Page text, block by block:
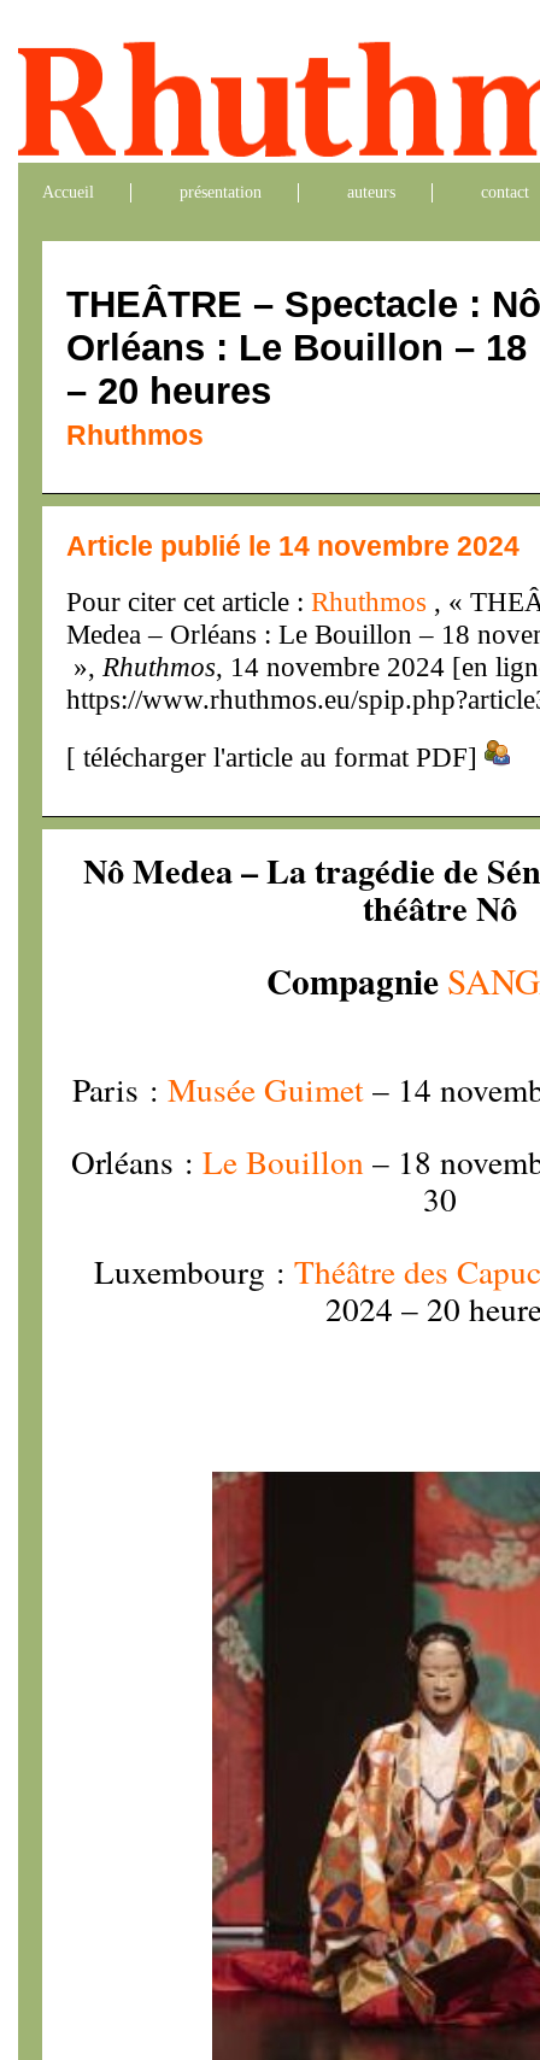
Accueil présentation auteurs contact
THEÂTRE – Spectacle :
Orléans : Le Bouillon – 18
– 20 heures
Rhuthmos
Article publié le 14 novembre 2024
Pour citer cet article : Rhuthmos , «
Medea – Orléans : Le Bouillon – 18
», Rhuthmos, 14 novembre 2024 [en
https://www.rhuthmos.eu/
[ télécharger l'article au format PDF]
Nô Medea – La tragédie de
théâtre Nô
Compagnie
Paris : Musée Guimet– 14
Orléans : Le Bouillon– 18
30
Luxembourg : Théâtre des
2024 – 20